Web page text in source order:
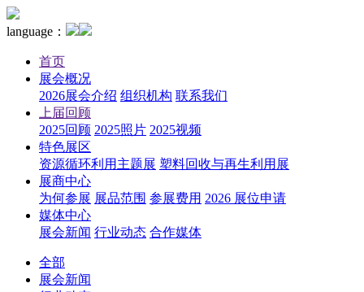
language：
首页
展会概况
2026展会介绍 组织机构 联系我们
上届回顾
2025回顾 2025照片 2025视频
特色展区
资源循环利用主题展 塑料回收与再生利用展
展商中心
为何参展 展品范围 参展费用 2026 展位申请
媒体中心
展会新闻 行业动态 合作媒体
全部
展会新闻